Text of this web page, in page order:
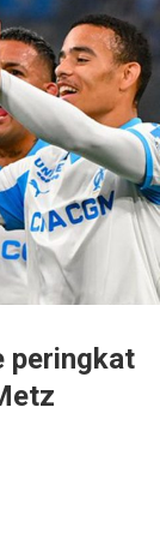
peringkat